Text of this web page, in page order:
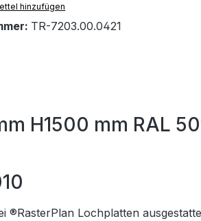
hinzufügen
TR-7203.00.0421
H1500 mm RAL
®RasterPlan Lochplatten